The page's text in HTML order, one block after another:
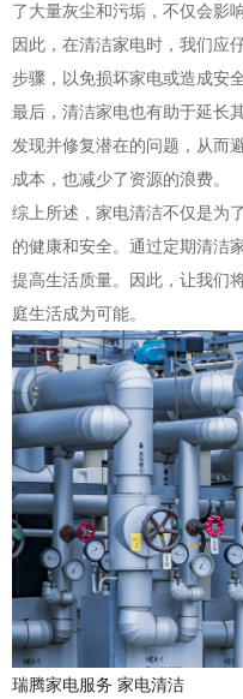
了大量灰尘和污垢，不仅会影
因此，在清洁家电时，我们应
步骤，以免损坏家电或造成安全
最后，清洁家电也有助于延长
发现并修复潜在的问题，从而
成本，也减少了资源的浪费。
综上所述，家电清洁不仅是为
的健康和安全。通过定期清洁
提高生活质量。因此，让我们
庭生活成为可能。
瑞腾家电服务 家电清洁